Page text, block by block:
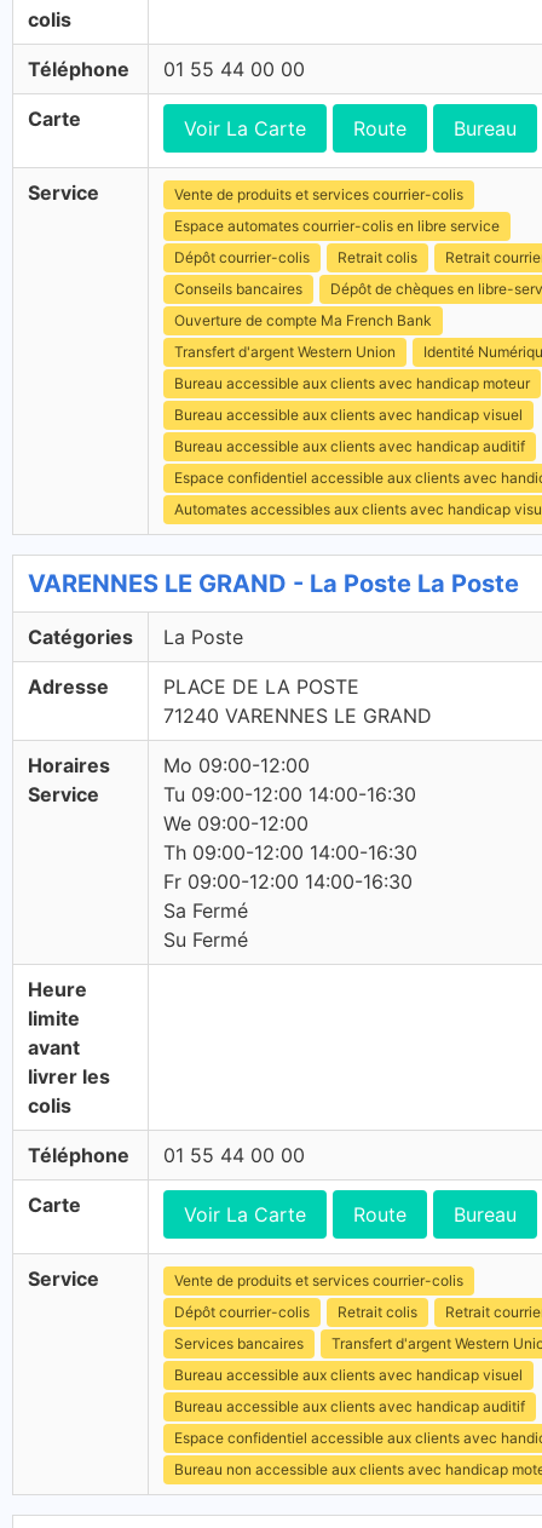
colis
Téléphone 01 55 44 00 00
Carte Voir La Carte Route Bureau
Service
Vente de produits et services courrier-colis
Espace automates courrier-colis en libre service
Dépôt courrier-colis
Retrait colis
Retrait
Conseils bancaires
Dépôt de chèques en libre-
Ouverture de compte Ma French Bank
Transfert d'argent Western Union
Identité
Bureau accessible aux clients avec handicap moteur
Bureau accessible aux clients avec handicap visuel
Bureau accessible aux clients avec handicap auditif
Espace confidentiel accessible aux clients avec
Automates accessibles aux clients avec handicap
VARENNES LE GRAND - La Poste La Poste
Catégories La Poste
Adresse
PLACE DE LA POSTE
71240 VARENNES LE GRAND
Horaires
Service
Mo 09:00-12:00
Tu 09:00-12:00 14:00-16:30
We 09:00-12:00
Th 09:00-12:00 14:00-16:30
Fr 09:00-12:00 14:00-16:30
Sa Fermé
Su Fermé
Heure
limite
avant
livrer les
colis
Téléphone 01 55 44 00 00
Carte Voir La Carte Route Bureau
Service
Vente de produits et services courrier-colis
Dépôt courrier-colis
Retrait colis
Retrait
Services bancaires
Transfert d'argent Western
Bureau accessible aux clients avec handicap visuel
Bureau accessible aux clients avec handicap auditif
Espace confidentiel accessible aux clients avec
Bureau non accessible aux clients avec handicap